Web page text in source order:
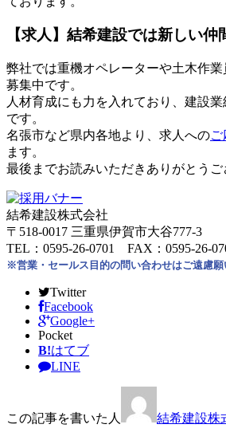
【求人】結希建設では新しい仲
弊社では重機オペレーターや土木作
募集中です。
人材育成にも力を入れており、建設
です。
名張市など県内各地より、求人へのご
ます。
最後までお読みいただきありがとうご
結希建設株式会社
〒518-0017 三重県伊賀市大谷777-3
TEL：0595-26-0701 FAX：0595-26-
※営業・セールス目的の問い合わせはご遠慮願
Twitter
Facebook
Google+
Pocket
B!はてブ
LINE
この記事を書いた人 結希建設株